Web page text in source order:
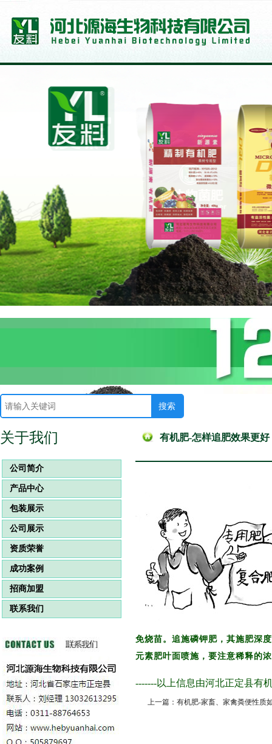
关于我们
公司简介
产品中心
包装展示
公司展示
资质荣誉
成功案例
招商加盟
联系我们
有机肥-怎样追肥效果更好
免烧苗。追施磷钾肥，其施肥深
元素肥叶面喷施，要注意稀释的
-------以上信息由河北正定县有
上一篇：有机肥-家畜、家禽粪便性质